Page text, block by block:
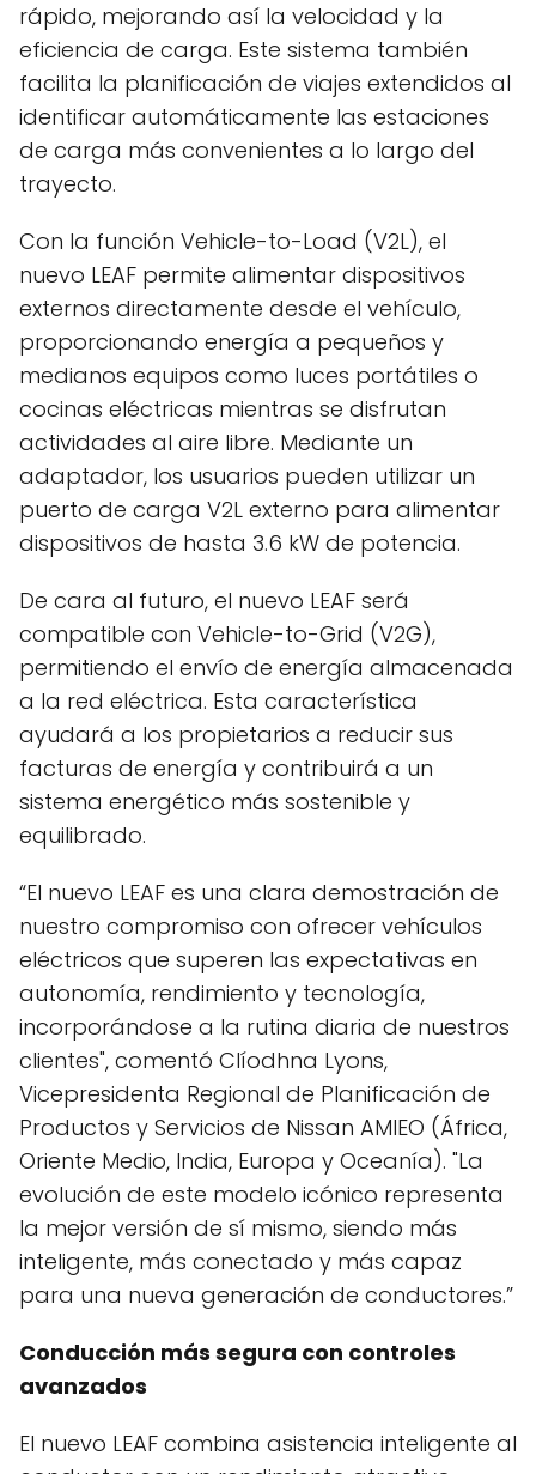
rápido, mejorando así la velocidad y la
eficiencia de carga. Este sistema también
facilita la planificación de viajes extendidos al
identificar automáticamente las estaciones
de carga más convenientes a lo largo del
trayecto.
Con la función Vehicle-to-Load (V2L), el
nuevo LEAF permite alimentar dispositivos
externos directamente desde el vehículo,
proporcionando energía a pequeños y
medianos equipos como luces portátiles o
cocinas eléctricas mientras se disfrutan
actividades al aire libre. Mediante un
adaptador, los usuarios pueden utilizar un
puerto de carga V2L externo para alimentar
dispositivos de hasta 3.6 kW de potencia.
De cara al futuro, el nuevo LEAF será
compatible con Vehicle-to-Grid (V2G),
permitiendo el envío de energía almacenada
a la red eléctrica. Esta característica
ayudará a los propietarios a reducir sus
facturas de energía y contribuirá a un
sistema energético más sostenible y
equilibrado.
“El nuevo LEAF es una clara demostración de
nuestro compromiso con ofrecer vehículos
eléctricos que superen las expectativas en
autonomía, rendimiento y tecnología,
incorporándose a la rutina diaria de nuestros
clientes", comentó Clíodhna Lyons,
Vicepresidenta Regional de Planificación de
Productos y Servicios de Nissan AMIEO (África,
Oriente Medio, India, Europa y Oceanía). "La
evolución de este modelo icónico representa
la mejor versión de sí mismo, siendo más
inteligente, más conectado y más capaz
para una nueva generación de conductores.”
Conducción más segura con controles
avanzados
El nuevo LEAF combina asistencia inteligente al